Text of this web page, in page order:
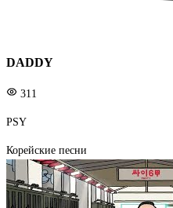
DADDY
311
PSY
Корейские песни